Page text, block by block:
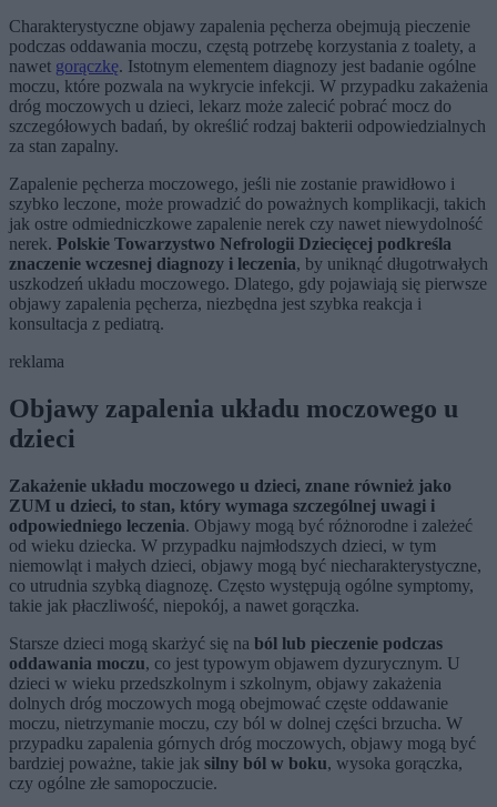
Charakterystyczne objawy zapalenia pęcherza obejmują pieczenie
podczas oddawania moczu, częstą potrzebę korzystania z toalety, a
nawet gorączkę. Istotnym elementem diagnozy jest badanie ogólne
moczu, które pozwala na wykrycie infekcji. W przypadku zakażenia
dróg moczowych u dzieci, lekarz może zalecić pobrać mocz do
szczegółowych badań, by określić rodzaj bakterii odpowiedzialnych
za stan zapalny.
Zapalenie pęcherza moczowego, jeśli nie zostanie prawidłowo i
szybko leczone, może prowadzić do poważnych komplikacji, takich
jak ostre odmiedniczkowe zapalenie nerek czy nawet niewydolność
nerek. Polskie Towarzystwo Nefrologii Dziecięcej podkreśla
znaczenie wczesnej diagnozy i leczenia, by uniknąć długotrwałych
uszkodzeń układu moczowego. Dlatego, gdy pojawiają się pierwsze
objawy zapalenia pęcherza, niezbędna jest szybka reakcja i
konsultacja z pediatrą.
reklama
Objawy zapalenia układu moczowego u
dzieci
Zakażenie układu moczowego u dzieci, znane również jako
ZUM u dzieci, to stan, który wymaga szczególnej uwagi i
odpowiedniego leczenia. Objawy mogą być różnorodne i zależeć
od wieku dziecka. W przypadku najmłodszych dzieci, w tym
niemowląt i małych dzieci, objawy mogą być niecharakterystyczne,
co utrudnia szybką diagnozę. Często występują ogólne symptomy,
takie jak płaczliwość, niepokój, a nawet gorączka.
Starsze dzieci mogą skarżyć się na ból lub pieczenie podczas
oddawania moczu, co jest typowym objawem dyzurycznym. U
dzieci w wieku przedszkolnym i szkolnym, objawy zakażenia
dolnych dróg moczowych mogą obejmować częste oddawanie
moczu, nietrzymanie moczu, czy ból w dolnej części brzucha. W
przypadku zapalenia górnych dróg moczowych, objawy mogą być
bardziej poważne, takie jak silny ból w boku, wysoka gorączka,
czy ogólne złe samopoczucie.